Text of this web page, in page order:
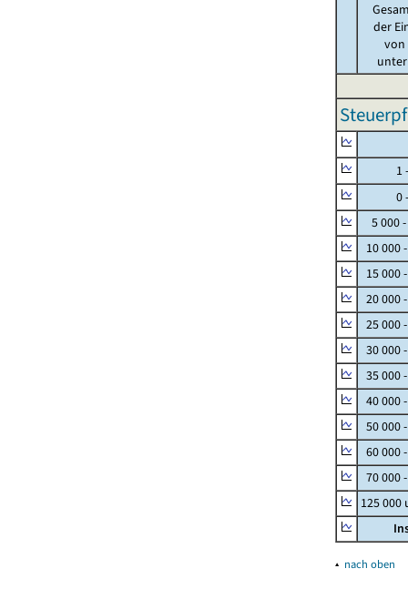
der
von
unter
1 -
0 -
5 000
10 000
15 000
20 000
25 000
30 000
35 000
40 000
50 000
60 000
70 000
125
▴ nach oben